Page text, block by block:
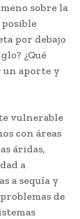
sobre la
por debajo
¿Qué
un aporte y
vulnerable
con áreas
áridas,
a
a sequía y
de